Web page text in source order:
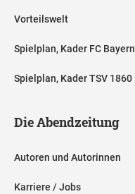
Vorteilswelt
Spielplan, Kader FC Bayern
Spielplan, Kader TSV 1860
Die Abendzeitung
Autoren und Autorinnen
Karriere / Jobs